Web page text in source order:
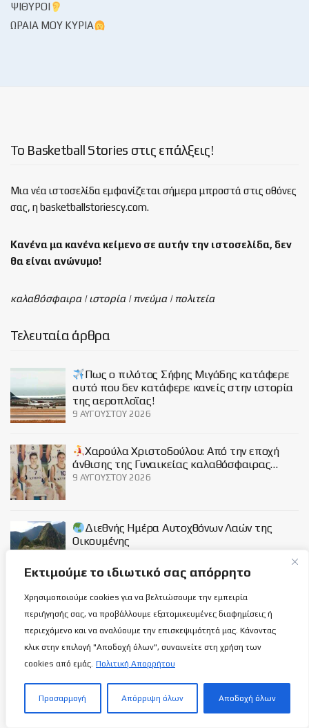
Εκτιμούμε το ιδιωτικό σας απόρρητο
Χρησιμοποιούμε cookies για να βελτιώσουμε την εμπειρία
περιήγησής σας, να προβάλλουμε εξατομικευμένες διαφημίσεις ή
περιεχόμενο και να αναλύουμε την επισκεψιμότητά μας. Κάνοντας
κλικ στην επιλογή "Αποδοχή όλων", συναινείτε στη χρήση των
cookies από εμάς. Πολιτική Απορρήτου
Προσαρμογή Απόρριψη όλων Αποδοχή όλων
ΨΊΘΥΡΟΙ
ΩΡΑΊΑ ΜΟΥ ΚΥΡΊΑ
Το Basketball Stories στις επάλξεις!
Μια νέα ιστοσελίδα εμφανίζεται σήμερα μπροστά στις οθόνες
σας, η basketballstoriescy.com.
Κανένα μα κανένα κείμενο σε αυτήν την ιστοσελίδα, δεν
θα είναι ανώνυμο!
καλαθόσφαιρα | ιστορία | πνεύμα | πολιτεία
Τελευταία άρθρα
Πως ο πιλότος Σήφης Μιγάδης κατάφερε
αυτό που δεν κατάφερε κανείς στην ιστορία
της αεροπλοΐας!
9 ΑΥΓΟΎΣΤΟΥ 2026
Χαρούλα Χριστοδούλου: Από την εποχή
άνθισης της Γυναικείας καλαθόσφαιρας…
9 ΑΥΓΟΎΣΤΟΥ 2026
Διεθνής Ημέρα Αυτοχθόνων Λαών της
Οικουμένης
Social
Σχετικά με εμάς